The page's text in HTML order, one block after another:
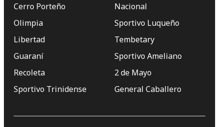
Cerro Porteño
Olimpia
Libertad
Guaraní
Recoleta
Sportivo Trinidense
Nacional
Sportivo Luqueño
Tembetary
Sportivo Ameliano
2 de Mayo
General Caballero